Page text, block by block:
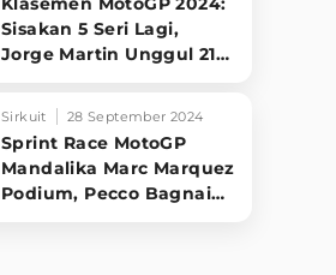
Sisakan 5 Seri Lagi,
Jorge Martin Unggul 21
Sirkuit 28 September 2024
Sprint Race MotoGP
Mandalika Marc Marquez
Podium, Pecco Bagnaia